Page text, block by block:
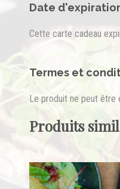
Date
Cette carte cadeau
Termes et
Le produit ne peut être
Produits